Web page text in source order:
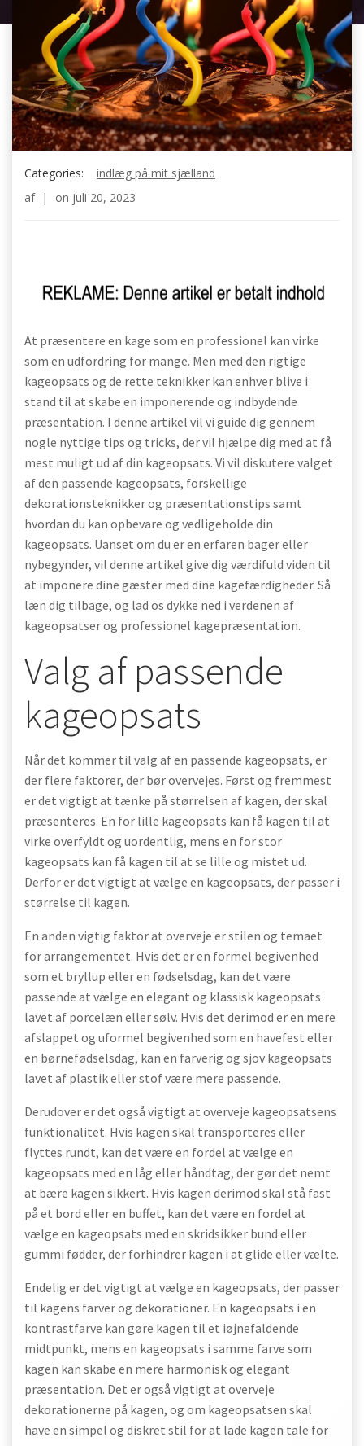
Categories:
indlæg på mit sjælland
af | on juli 20, 2023
At præsentere en kage som en professionel kan virke
som en udfordring for mange. Men med den rigtige
kageopsats og de rette teknikker kan enhver blive i
stand til at skabe en imponerende og indbydende
præsentation. I denne artikel vil vi guide dig gennem
nogle nyttige tips og tricks, der vil hjælpe dig med at få
mest muligt ud af din kageopsats. Vi vil diskutere valget
af den passende kageopsats, forskellige
dekorationsteknikker og præsentationstips samt
hvordan du kan opbevare og vedligeholde din
kageopsats. Uanset om du er en erfaren bager eller
nybegynder, vil denne artikel give dig værdifuld viden til
at imponere dine gæster med dine kagefærdigheder. Så
læn dig tilbage, og lad os dykke ned i verdenen af
kageopsatser og professionel kagepræsentation.
Valg af passende
kageopsats
Når det kommer til valg af en passende kageopsats, er
der flere faktorer, der bør overvejes. Først og fremmest
er det vigtigt at tænke på størrelsen af kagen, der skal
præsenteres. En for lille kageopsats kan få kagen til at
virke overfyldt og uordentlig, mens en for stor
kageopsats kan få kagen til at se lille og mistet ud.
Derfor er det vigtigt at vælge en kageopsats, der passer i
størrelse til kagen.
En anden vigtig faktor at overveje er stilen og temaet
for arrangementet. Hvis det er en formel begivenhed
som et bryllup eller en fødselsdag, kan det være
passende at vælge en elegant og klassisk kageopsats
lavet af porcelæn eller sølv. Hvis det derimod er en mere
afslappet og uformel begivenhed som en havefest eller
en børnefødselsdag, kan en farverig og sjov kageopsats
lavet af plastik eller stof være mere passende.
Derudover er det også vigtigt at overveje kageopsatsens
funktionalitet. Hvis kagen skal transporteres eller
flyttes rundt, kan det være en fordel at vælge en
kageopsats med en låg eller håndtag, der gør det nemt
at bære kagen sikkert. Hvis kagen derimod skal stå fast
på et bord eller en buffet, kan det være en fordel at
vælge en kageopsats med en skridsikker bund eller
gummi fødder, der forhindrer kagen i at glide eller vælte.
Endelig er det vigtigt at vælge en kageopsats, der passer
til kagens farver og dekorationer. En kageopsats i en
kontrastfarve kan gøre kagen til et iøjnefaldende
midtpunkt, mens en kageopsats i samme farve som
kagen kan skabe en mere harmonisk og elegant
præsentation. Det er også vigtigt at overveje
dekorationerne på kagen, og om kageopsatsen skal
have en simpel og diskret stil for at lade kagen tale for